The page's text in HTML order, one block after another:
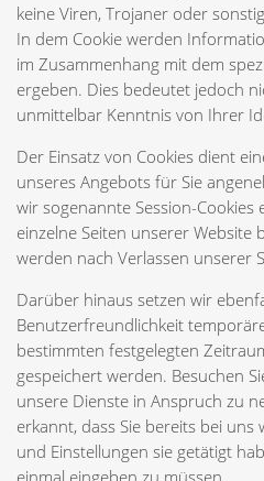
keine Viren, Trojaner oder
In dem Cookie werden
im Zusammenhang mit dem
ergeben. Dies bedeutet jedoch
unmittelbar Kenntnis von Ihrer
Der Einsatz von Cookies dient
unseres Angebots für Sie
wir sogenannte Session-Cookies
einzelne Seiten unserer Website
werden nach Verlassen unserer
Darüber hinaus setzen wir
Benutzerfreundlichkeit
bestimmten festgelegten
gespeichert werden. Besuchen
unsere Dienste in Anspruch zu
erkannt, dass Sie bereits bei uns
und Einstellungen sie getätigt
einmal eingeben zu müssen.